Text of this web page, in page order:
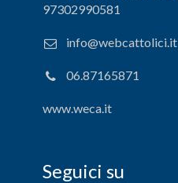
97302990581
info@webcattolici.it
06.87165871
www.weca.it
Seguici su